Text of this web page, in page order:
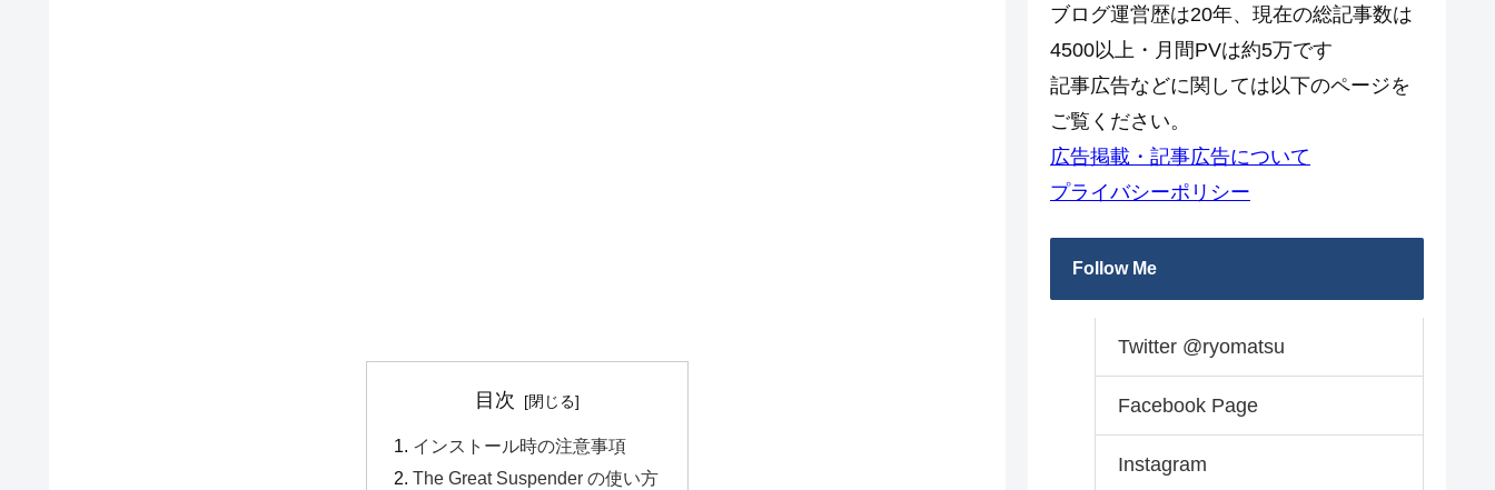
目次
インストール時の注意事項
The Great Suspender の使い方
ブログ運営歴は20年、現在の総記事数は
4500以上・月間PVは約5万です
記事広告などに関しては以下のページを
ご覧ください。
広告掲載・記事広告について
プライバシーポリシー
Follow Me
Twitter @ryomatsu
Facebook Page
Instagram